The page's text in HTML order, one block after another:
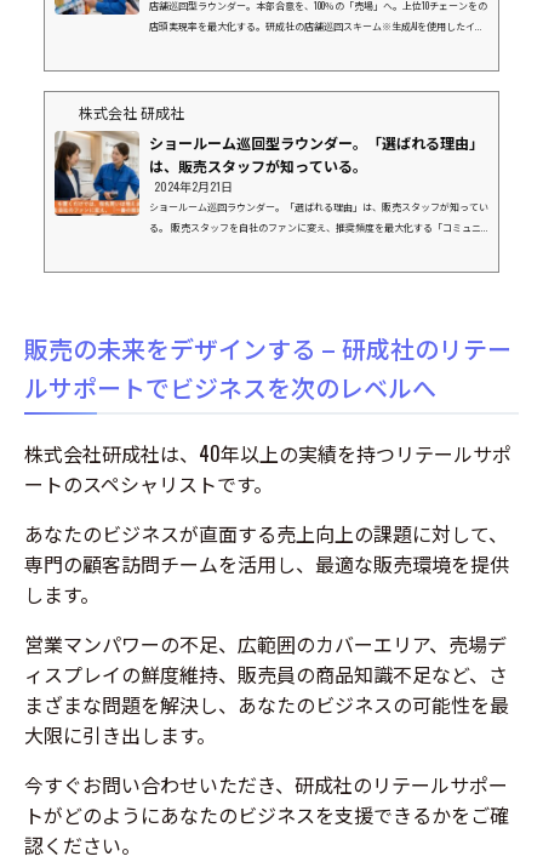
店舗巡回型ラウンダー。本部合意を、100％の「売場」へ。上位10チェーンをの
店頭実現率を最大化する。研成社の店舗巡回スキーム※生成AIを使用したイメ
て年間数千万円規模の機会損失（チャンスロス）に繋がっています。 店舗数
回しにさ...
株式会社 研成社
ショールーム巡回型ラウンダー。「選ばれる理由」
は、販売スタッフが知っている。
2024年2月21日
ショールーム巡回ラウンダー。「選ばれる理由」は、販売スタッフが知ってい
る。 販売スタッフを自社のファンに変え、推奨頻度を最大化する「コミュニ
れだけ素晴...
販売の未来をデザインする – 研成社のリテー
ルサポートでビジネスを次のレベルへ
株式会社研成社は、40年以上の実績を持つリテールサポ
ートのスペシャリストです。
あなたのビジネスが直面する売上向上の課題に対して、
専門の顧客訪問チームを活用し、最適な販売環境を提供
します。
営業マンパワーの不足、広範囲のカバーエリア、売場デ
ィスプレイの鮮度維持、販売員の商品知識不足など、さ
まざまな問題を解決し、あなたのビジネスの可能性を最
大限に引き出します。
今すぐお問い合わせいただき、研成社のリテールサポー
トがどのようにあなたのビジネスを支援できるかをご確
認ください。